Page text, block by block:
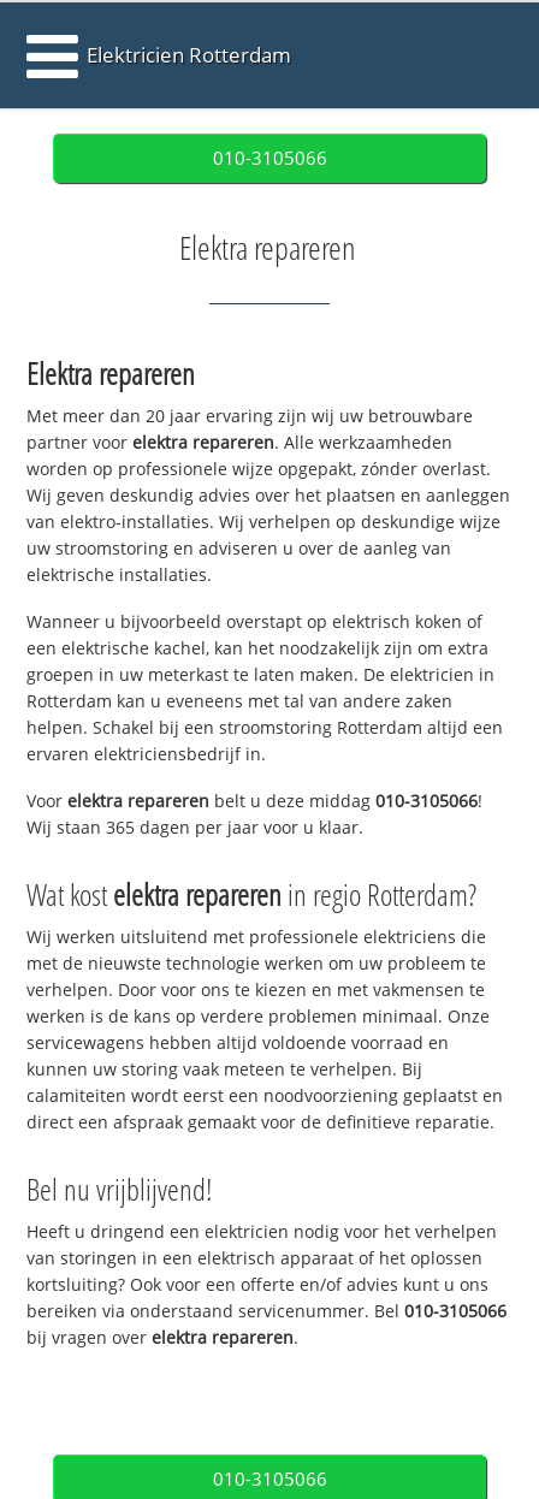
Elektricien Rotterdam
010-3105066
Elektra repareren
Elektra repareren
Met meer dan 20 jaar ervaring zijn wij uw betrouwbare
partner voorelektra repareren. Alle werkzaamheden
worden op professionele wijze opgepakt, zónder overlast.
Wij geven deskundig advies over het plaatsen en aanleggen
van elektro-installaties. Wij verhelpen op deskundige wijze
uw stroomstoring en adviseren u over de aanleg van
elektrische installaties.
Wanneer u bijvoorbeeld overstapt op elektrisch koken of
een elektrische kachel, kan het noodzakelijk zijn om extra
groepen in uw meterkast te laten maken. De elektricien in
Rotterdam kan u eveneens met tal van andere zaken
helpen. Schakel bij een stroomstoring Rotterdam altijd een
ervaren elektriciensbedrijf in.
Voorelektra repareren belt u deze middag010-3105066!
Wij staan 365 dagen per jaar voor u klaar.
Wat kostelektra repareren in regio Rotterdam?
Wij werken uitsluitend met professionele elektriciens die
met de nieuwste technologie werken om uw probleem te
verhelpen. Door voor ons te kiezen en met vakmensen te
werken is de kans op verdere problemen minimaal. Onze
servicewagens hebben altijd voldoende voorraad en
kunnen uw storing vaak meteen te verhelpen. Bij
calamiteiten wordt eerst een noodvoorziening geplaatst en
direct een afspraak gemaakt voor de definitieve reparatie.
Bel nu vrijblijvend!
Heeft u dringend een elektricien nodig voor het verhelpen
van storingen in een elektrisch apparaat of het oplossen
kortsluiting? Ook voor een offerte en/of advies kunt u ons
bereiken via onderstaand servicenummer. Bel010-3105066
bij vragen overelektra repareren.
010-3105066